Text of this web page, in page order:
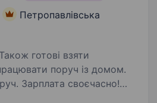
Петропавлівська
готові взяти
Зарплата своєчасно!